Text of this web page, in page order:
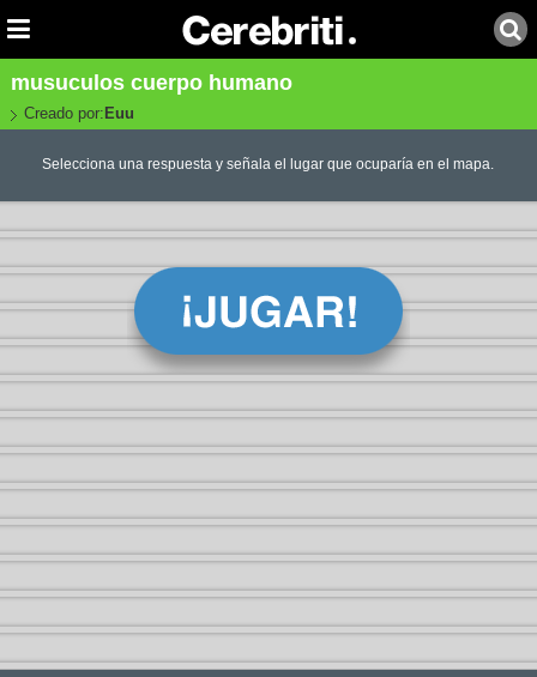
musuculos cuerpo humano
Creado por: Euu
Selecciona una respuesta y señala el lugar que ocuparía en el mapa.